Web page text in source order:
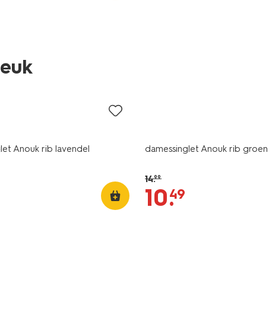
Anouk rib lavendel damessinglet Anouk rib groen
14.99
10.
49